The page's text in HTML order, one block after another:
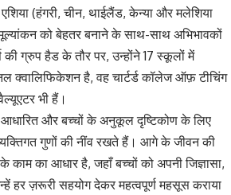
(हंगरी, चीन, थाईलैंड, केन्या और मलेशिया
को बेहतर बनाने के साथ-साथ अभिभावकों
ग्रुप हैड के तौर पर, उन्होंने 17 स्कूलों में
क्वालिफिकेशन है, वह चार्टर्ड कॉलेज ऑफ़ टीचिंग
भी हैं।
आधारित और बच्चों के अनुकूल दृष्टिकोण के लिए
व्यक्तिगत गुणों की नींव रखते हैं। आगे के जीवन की
के काम का आधार है, जहाँ बच्चों को अपनी जिज्ञासा,
हर ज़रूरी सहयोग देकर महत्वपूर्ण महसूस कराया